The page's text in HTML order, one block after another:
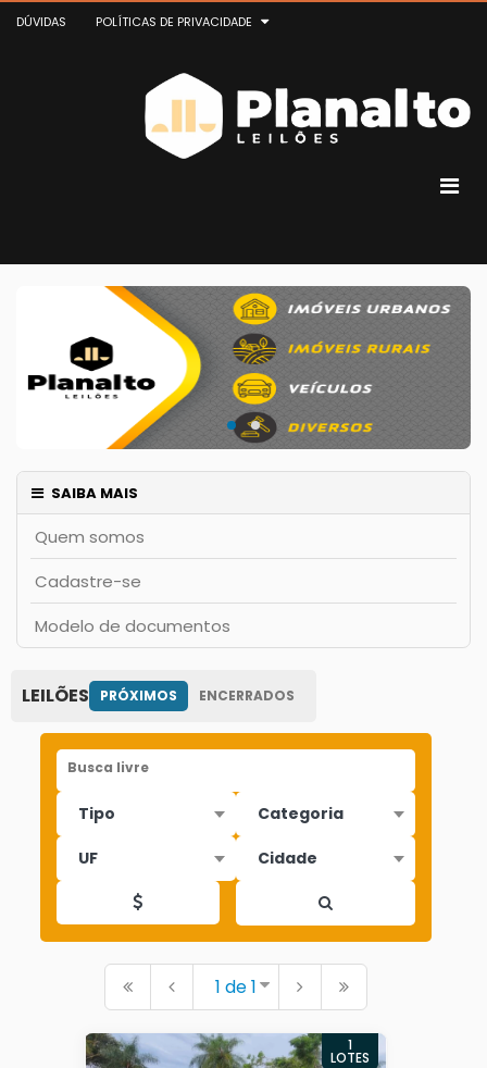
DÚVIDAS POLÍTICAS DE PRIVACIDADE
SAIBA MAIS
Quem somos
Cadastre-se
Modelo de documentos
LEILÕES PRÓXIMOS ENCERRADOS
Busca livre
1 de 1
1
LOTES